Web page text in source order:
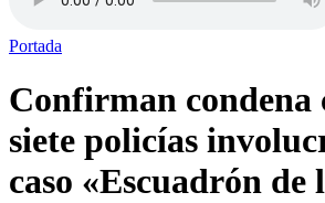
Portada
Confirman condena
siete policías
caso «Escuadrón de